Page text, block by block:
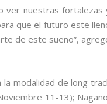
ver nuestras fortalezas
que el futuro este
de este sueño”,
modalidad de long
11-13);